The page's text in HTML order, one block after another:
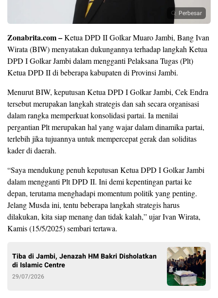
Perbesar
Zonabrita.com –Ketua DPD II Golkar Muaro Jambi, Bang Ivan
Wirata (BIW) menyatakan dukungannya terhadap langkah Ketua
DPD I Golkar Jambi dalam mengganti Pelaksana Tugas (Plt)
Ketua DPD II di beberapa kabupaten di Provinsi Jambi.
Menurut BIW, keputusan Ketua DPD I Golkar Jambi, Cek Endra
tersebut merupakan langkah strategis dan sah secara organisasi
dalam rangka memperkuat konsolidasi partai. Ia menilai
pergantian Plt merupakan hal yang wajar dalam dinamika partai,
terlebih jika tujuannya untuk mempercepat gerak dan soliditas
kader di daerah.
“Saya mendukung penuh keputusan Ketua DPD I Golkar Jambi
dalam mengganti Plt DPD II. Ini demi kepentingan partai ke
depan, terutama menghadapi momentum politik yang penting.
Jelang Musda ini, tentu beberapa langkah strategis harus
dilakukan, kita siap menang dan tidak kalah,” ujar Ivan Wirata,
Kamis (15/5/2025) sembari tertawa.
Tiba di Jambi, Jenazah HM Bakri Disholatkan
di Islamic Centre
29/07/2026